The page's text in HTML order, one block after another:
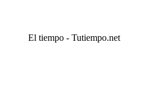
El tiempo - Tutiempo.net